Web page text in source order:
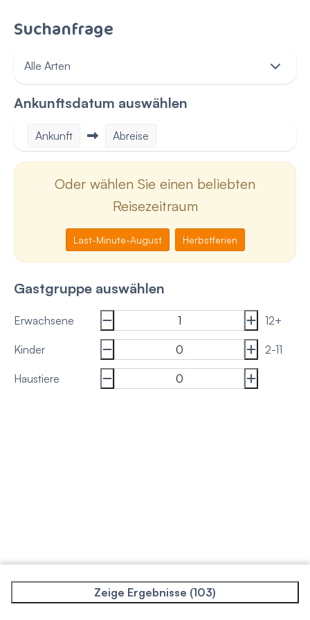
Suchanfrage
Ankunftsdatum auswählen
Ankunft Abreise
Oder wählen Sie einen beliebten
Reisezeitraum
Last-Minute-August Herbstferien
Gastgruppe auswählen
Erwachsene 12+
Kinder 2-11
Haustiere
Zeige Ergebnisse (103)